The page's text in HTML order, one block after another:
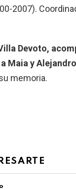
2007).
Devoto,
Maia y
memoria.